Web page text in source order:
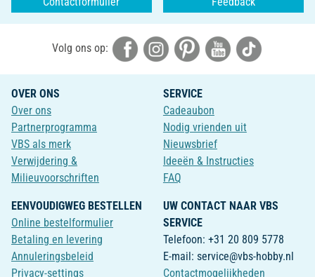
Volg ons op:
OVER ONS
Over ons
Partnerprogramma
VBS als merk
Verwijdering &
Milieuvoorschriften
SERVICE
Cadeaubon
Nodig vrienden uit
Nieuwsbrief
Ideeën & Instructies
FAQ
EENVOUDIGWEG BESTELLEN
Online bestelformulier
Betaling en levering
Annuleringsbeleid
Privacy-settings
UW CONTACT NAAR VBS
SERVICE
Telefoon: +31 20 809 5778
E-mail: service@vbs-hobby.nl
Contactmogelijkheden